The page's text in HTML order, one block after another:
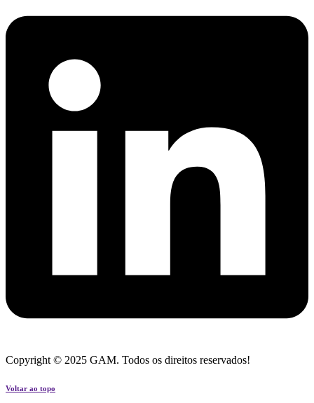
Copyright © 2025 GAM. Todos os direitos reservados!
Voltar ao topo